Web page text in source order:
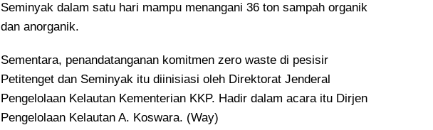
Seminyak dalam satu hari mampu menangani 36 ton sampah organik
dan anorganik.
Sementara, penandatanganan komitmen zero waste di pesisir
Petitenget dan Seminyak itu diinisiasi oleh Direktorat Jenderal
Pengelolaan Kelautan Kementerian KKP. Hadir dalam acara itu Dirjen
Pengelolaan Kelautan A. Koswara. (Way)